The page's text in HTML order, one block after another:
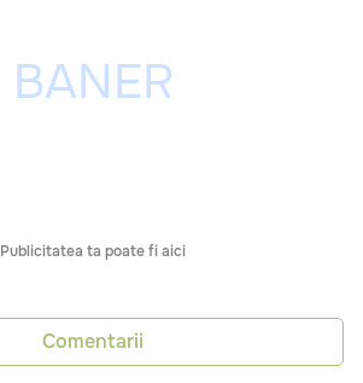
Publicitatea ta poate fi aici
Comentarii